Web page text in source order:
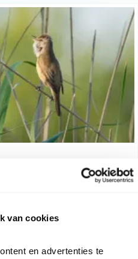
van cookies
en advertenties te